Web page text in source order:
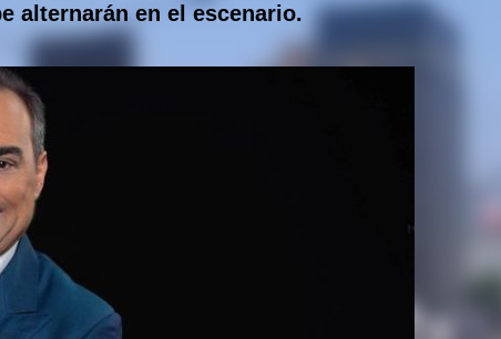
alternarán en el escenario.